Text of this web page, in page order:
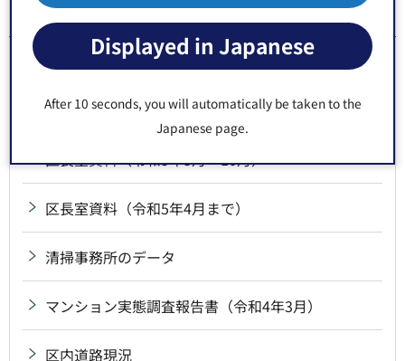
Displayed in Japanese
After 10 seconds, you will automatically be taken to the
Japanese page.
その他
江東区職員の再就職情報
懲戒処分等の公表
区長室資料（令和5年5月～10月）
区長室資料（令和5年4月まで）
清掃事務所のデータ
マンション実態調査報告書（令和4年3月）
区内道路現況